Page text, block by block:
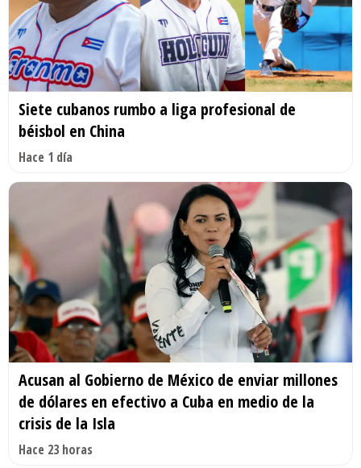
Siete cubanos rumbo a liga profesional de
béisbol en China
Hace 1 día
Acusan al Gobierno de México de enviar millones
de dólares en efectivo a Cuba en medio de la
crisis de la Isla
Hace 23 horas